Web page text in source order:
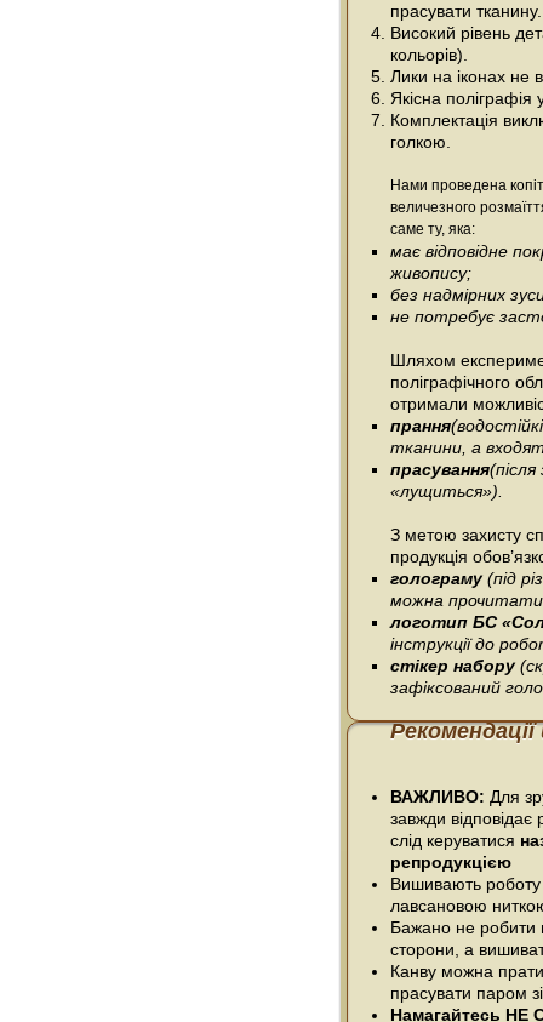
прасувати тканину.
Високий рівень
кольорів).
Лики на іконах не
Якісна
Комплектація
голкою.
Нами проведена
величезного
саме ту, яка:
має відповідне
живопису;
без надмірних
не потребує
Шляхом
поліграфічного
отримали
прання
тканини, а
прасування
«лущиться»).
З метою захисту
продукція
голограму(під
можна
логотип БС
інструкції до
стікер набору
зафіксований
ВАЖЛИВО: Для
завжди
слід керуватися
репродукцією
Вишивають
лавсановою
Бажано не робити
сторони, а
Канву можна
прасувати паром
Намагайтесь НЕ